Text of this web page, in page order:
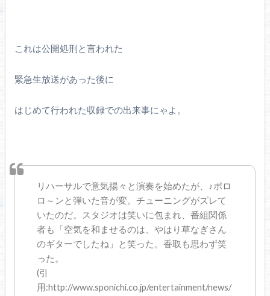
これは公開処刑と言われた
緊急生放送があった後に
はじめて行われた収録での出来事にゃよ。
リハーサルで意気揚々と演奏を始めたが、♪ポロ
ロ～ンと弾いた音が変。チューニングがズレて
いたのだ。スタジオは笑いに包まれ、番組関係
者も「空気を和ませるのは、やはり草なぎさん
のギターでしたね」と笑った。香取も思わず笑
った。
(引
用:http://www.sponichi.co.jp/entertainment/news/